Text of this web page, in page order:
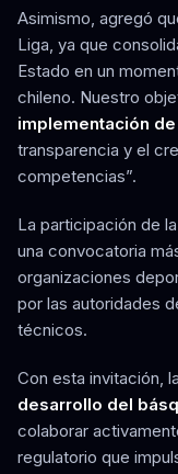
Asimismo, agregó
Liga, ya que
Estado en un
chileno. Nuestro
implementación
transparencia y el
competencias”.
La participación de
una convocatoria
organizaciones
por las autoridades
técnicos.
Con esta invitación,
desarrollo del
colaborar
regulatorio que